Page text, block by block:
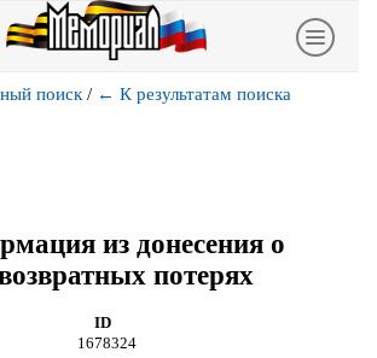
поиск / ← К результатам поиска
из донесения о
потерях
ID
1678324